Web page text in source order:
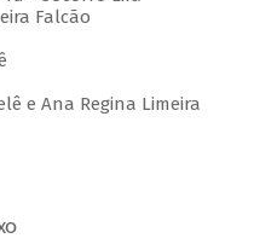
Falcão
e Ana Regina Limeira